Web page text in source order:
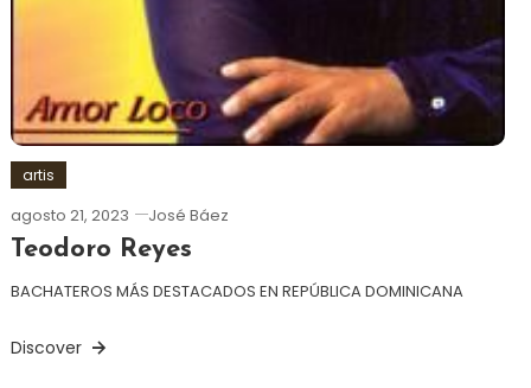
artis
agosto 21, 2023 José Báez
Teodoro Reyes
BACHATEROS MÁS DESTACADOS EN REPÚBLICA DOMINICANA
Discover